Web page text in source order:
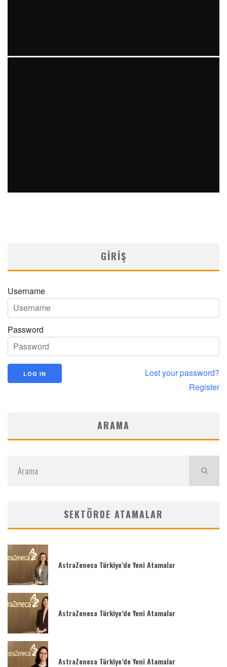
GIRIŞ
Username
Password
Lost your password?
Register
ARAMA
SEKTÖRDE ATAMALAR
AstraZeneca Türkiye’de Yeni Atamalar
AstraZeneca Türkiye’de Yeni Atamalar
AstraZeneca Türkiye’de Yeni Atamalar